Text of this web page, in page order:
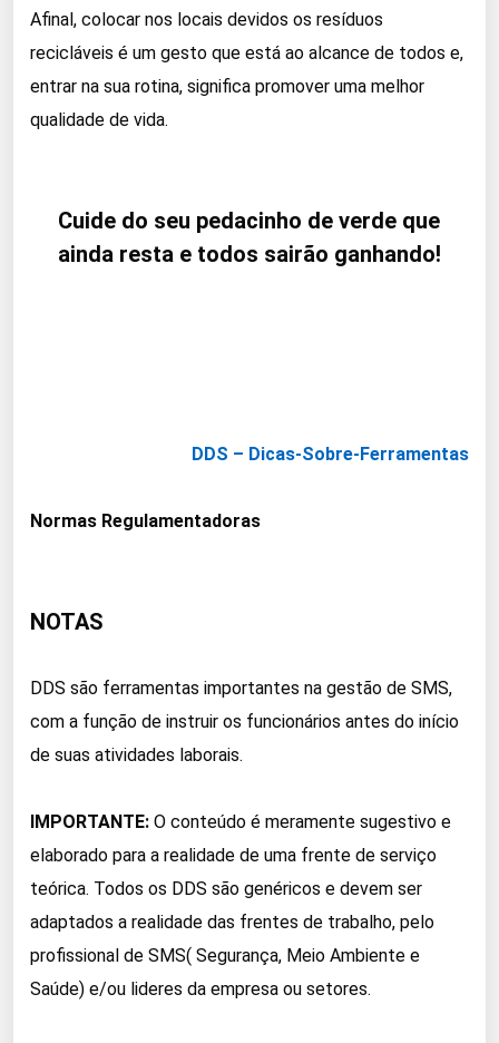
Afinal, colocar nos locais devidos os resíduos
recicláveis é um gesto que está ao alcance de todos e,
entrar na sua rotina, significa promover uma melhor
qualidade de vida.
Cuide do seu pedacinho de verde que
ainda resta e todos sairão ganhando!
DDS – Dicas-Sobre-Ferramentas
Normas Regulamentadoras
NOTAS
DDS são ferramentas importantes na gestão de SMS,
com a função de instruir os funcionários antes do início
de suas atividades laborais.
IMPORTANTE: O conteúdo é meramente sugestivo e
elaborado para a realidade de uma frente de serviço
teórica. Todos os DDS são genéricos e devem ser
adaptados a realidade das frentes de trabalho, pelo
profissional de SMS( Segurança, Meio Ambiente e
Saúde) e/ou lideres da empresa ou setores.